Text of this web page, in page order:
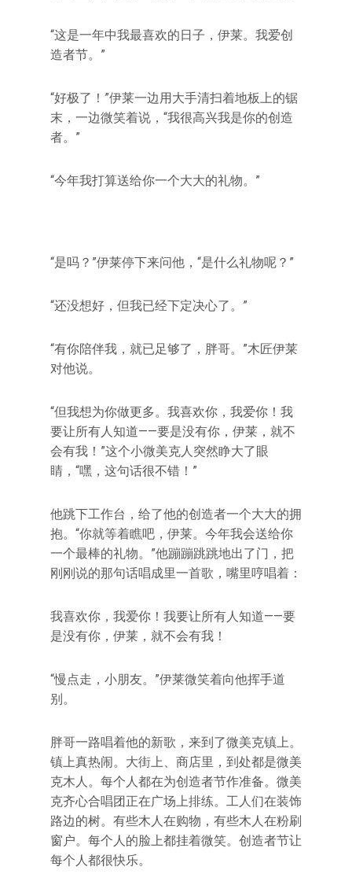
“这是一年中我最喜欢的日子，伊莱。我爱创
造者节。”
“好极了！”伊莱一边用大手清扫着地板上的锯
末，一边微笑着说，“我很高兴我是你的创造
者。”
“今年我打算送给你一个大大的礼物。”
“是吗？”伊莱停下来问他，“是什么礼物呢？”
“还没想好，但我已经下定决心了。”
“有你陪伴我，就已足够了，胖哥。”木匠伊莱
对他说。
“但我想为你做更多。我喜欢你，我爱你！我
要让所有人知道——要是没有你，伊莱，就不
会有我！”这个小微美克人突然睁大了眼
睛，“嘿，这句话很不错！”
他跳下工作台，给了他的创造者一个大大的拥
抱。“你就等着瞧吧，伊莱。今年我会送给你
一个最棒的礼物。”他蹦蹦跳跳地出了门，把
刚刚说的那句话唱成里一首歌，嘴里哼唱着：
我喜欢你，我爱你！我要让所有人知道——要
是没有你，伊莱，就不会有我！
“慢点走，小朋友。”伊莱微笑着向他挥手道
别。
胖哥一路唱着他的新歌，来到了微美克镇上。
镇上真热闹。大街上、商店里，到处都是微美
克木人。每个人都在为创造者节作准备。微美
克齐心合唱团正在广场上排练。工人们在装饰
路边的树。有些木人在购物，有些木人在粉刷
窗户。每个人的脸上都挂着微笑。创造者节让
每个人都很快乐。